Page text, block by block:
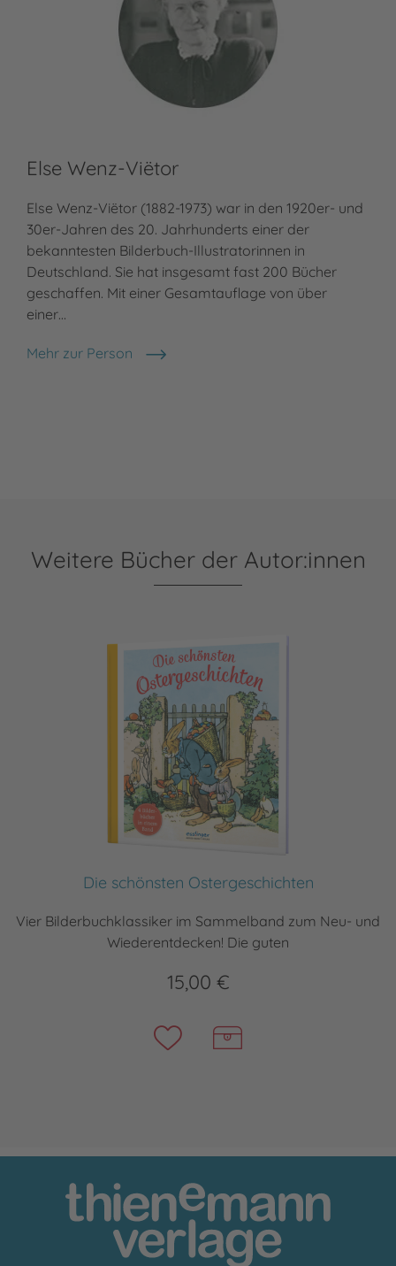
Else Wenz-Viëtor
Else Wenz-Viëtor (1882-1973) war in den 1920er- und
30er-Jahren des 20. Jahrhunderts einer der
bekanntesten Bilderbuch-Illustratorinnen in
Deutschland. Sie hat insgesamt fast 200 Bücher
geschaffen. Mit einer Gesamtauflage von über
einer…
Mehr zur Person
Else Wenz-Viëtor
Weitere Bücher der Autor:innen
Die schönsten Ostergeschichten
Vier Bilderbuchklassiker im Sammelband zum Neu- und
Wiederentdecken! Die guten
15,00 €